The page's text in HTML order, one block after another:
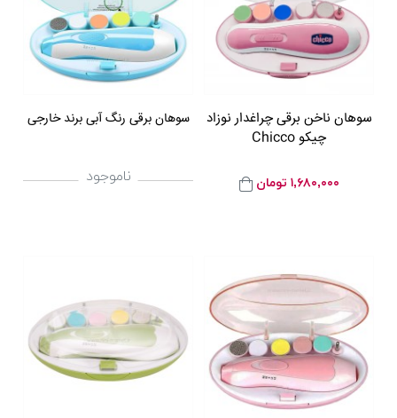
سوهان ناخن برقی چراغدار نوزاد
چیکو Chicco
۱,۶۸۰,۰۰۰ تومان
سوهان برقی رنگ آبی برند خارجی
ناموجود